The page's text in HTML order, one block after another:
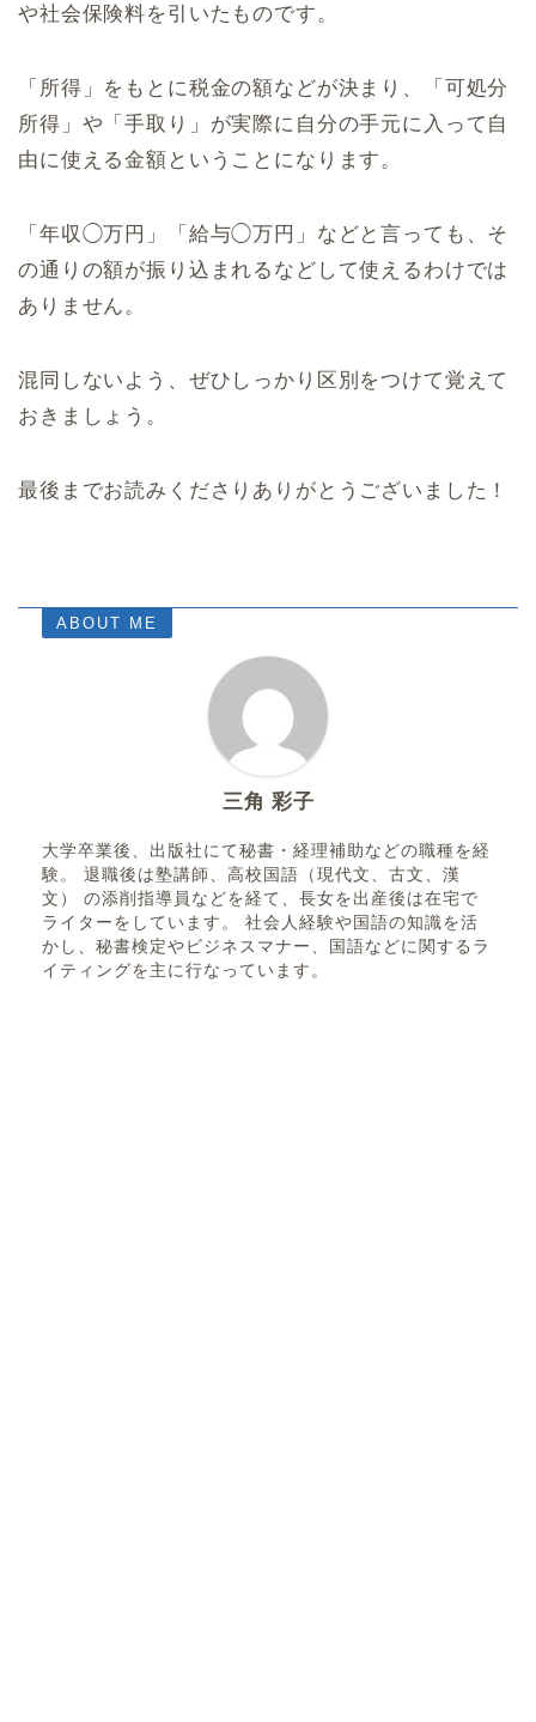
や社会保険料を引いたものです。
「所得」をもとに税金の額などが決まり、「可処分
所得」や「手取り」が実際に自分の手元に入って自
由に使える金額ということになります。
「年収◯万円」「給与◯万円」などと言っても、そ
の通りの額が振り込まれるなどして使えるわけでは
ありません。
混同しないよう、ぜひしっかり区別をつけて覚えて
おきましょう。
最後までお読みくださりありがとうございました！
ABOUT ME
三角 彩子
大学卒業後、出版社にて秘書・経理補助などの職種を経
験。 退職後は塾講師、高校国語（現代文、古文、漢
文） の添削指導員などを経て、長女を出産後は在宅で
ライターをしています。 社会人経験や国語の知識を活
かし、秘書検定やビジネスマナー、国語などに関するラ
イティングを主に行なっています。